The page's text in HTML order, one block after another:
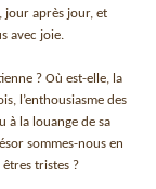
jour après jour, et
avec joie.
? Où est-elle, la
l’enthousiasme des
à la louange de sa
sommes-nous en
tristes ?